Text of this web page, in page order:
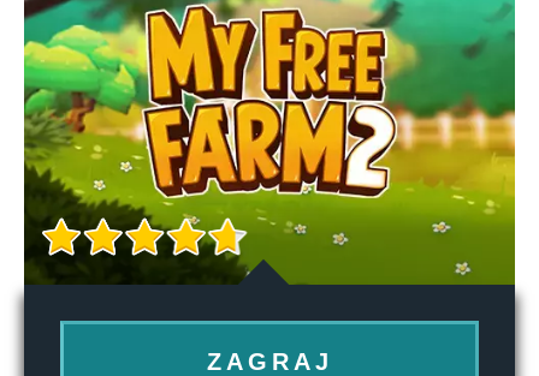
ZAGRAJ